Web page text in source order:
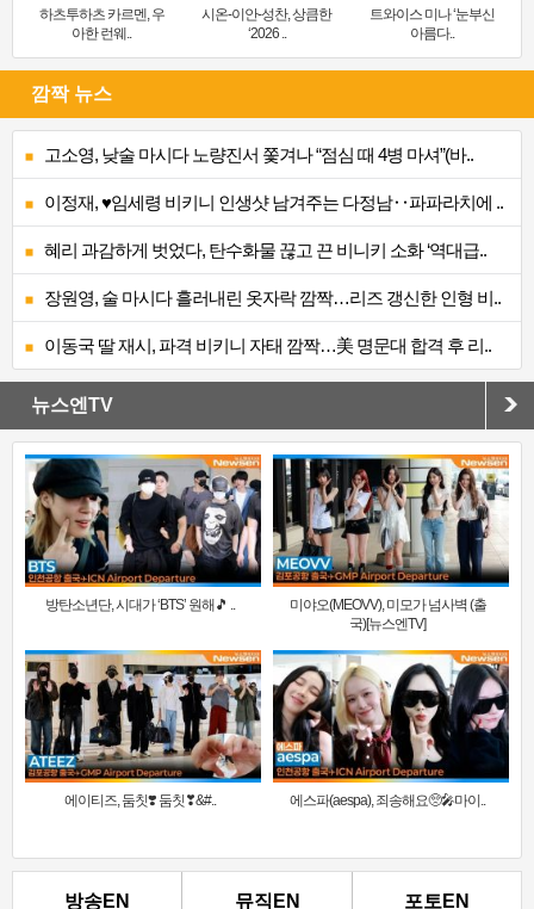
하츠투하츠 카르멘, 우
아한 런웨..
시온-이안-성찬, 상큼한
‘2026 ..
트와이스 미나 ‘눈부신
아름다..
깜짝 뉴스
고소영, 낮술 마시다 노량진서 쫓겨나 “점심 때 4병 마셔”(바..
이정재, ♥임세령 비키니 인생샷 남겨주는 다정남‥파파라치에 ..
혜리 과감하게 벗었다, 탄수화물 끊고 끈 비니키 소화 ‘역대급..
장원영, 술 마시다 흘러내린 옷자락 깜짝…리즈 갱신한 인형 비..
이동국 딸 재시, 파격 비키니 자태 깜짝…美 명문대 합격 후 리..
뉴스엔TV
방탄소년단, 시대가 ‘BTS’ 원해🎵 ..
미야오(MEOVV), 미모가 넘사벽 (출
국)[뉴스엔TV]
에이티즈, 둠칫❣️ 둠칫❣&#.. 에스파(aespa), 죄송해요🥺🎤마이..
방송EN 뮤직EN 포토EN